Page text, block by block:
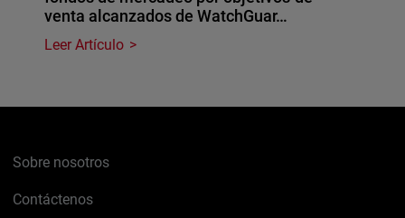
venta alcanzados de WatchGuar…
Leer Artículo
Sobre nosotros
Contáctenos